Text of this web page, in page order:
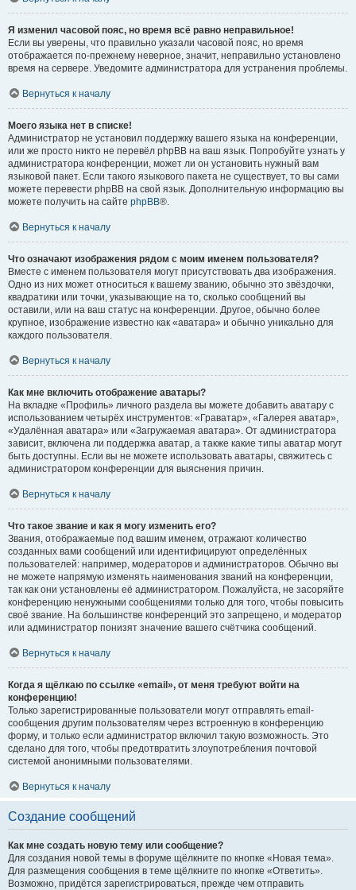
Я изменил часовой пояс, но время всё равно неправильное!
Если вы уверены, что правильно указали часовой пояс, но время
отображается по-прежнему неверное, значит, неправильно установлено
время на сервере. Уведомите администратора для устранения проблемы.
Вернуться к началу
Моего языка нет в списке!
Администратор не установил поддержку вашего языка на конференции,
или же просто никто не перевёл phpBB на ваш язык. Попробуйте узнать у
администратора конференции, может ли он установить нужный вам
языковой пакет. Если такого языкового пакета не существует, то вы сами
можете перевести phpBB на свой язык. Дополнительную информацию вы
можете получить на сайте phpBB®.
Вернуться к началу
Что означают изображения рядом с моим именем пользователя?
Вместе с именем пользователя могут присутствовать два изображения.
Одно из них может относиться к вашему званию, обычно это звёздочки,
квадратики или точки, указывающие на то, сколько сообщений вы
оставили, или на ваш статус на конференции. Другое, обычно более
крупное, изображение известно как «аватара» и обычно уникально для
каждого пользователя.
Вернуться к началу
Как мне включить отображение аватары?
На вкладке «Профиль» личного раздела вы можете добавить аватару с
использованием четырёх инструментов: «Граватар», «Галерея аватар»,
«Удалённая аватара» или «Загружаемая аватара». От администратора
зависит, включена ли поддержка аватар, а также какие типы аватар могут
быть доступны. Если вы не можете использовать аватары, свяжитесь с
администратором конференции для выяснения причин.
Вернуться к началу
Что такое звание и как я могу изменить его?
Звания, отображаемые под вашим именем, отражают количество
созданных вами сообщений или идентифицируют определённых
пользователей: например, модераторов и администраторов. Обычно вы
не можете напрямую изменять наименования званий на конференции,
так как они установлены её администратором. Пожалуйста, не засоряйте
конференцию ненужными сообщениями только для того, чтобы повысить
своё звание. На большинстве конференций это запрещено, и модератор
или администратор понизят значение вашего счётчика сообщений.
Вернуться к началу
Когда я щёлкаю по ссылке «email», от меня требуют войти на
конференцию!
Только зарегистрированные пользователи могут отправлять email-
сообщения другим пользователям через встроенную в конференцию
форму, и только если администратор включил такую возможность. Это
сделано для того, чтобы предотвратить злоупотребления почтовой
системой анонимными пользователями.
Вернуться к началу
Создание сообщений
Как мне создать новую тему или сообщение?
Для создания новой темы в форуме щёлкните по кнопке «Новая тема».
Для размещения сообщения в теме щёлкните по кнопке «Ответить».
Возможно, придётся зарегистрироваться, прежде чем отправить